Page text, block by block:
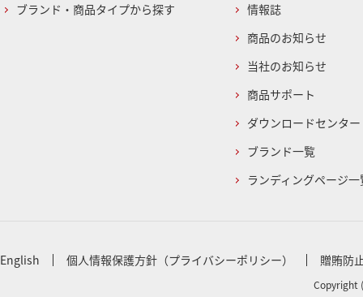
ブランド・商品タイプから探す
情報誌
商品のお知らせ
当社のお知らせ
商品サポート
ダウンロードセンター
ブランド一覧
ランディングページ一
English 個人情報保護方針（プライバシーポリシー） 贈賄防
Copyright